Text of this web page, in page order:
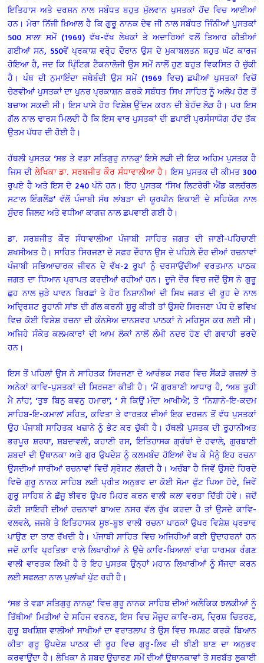
ਇਤਿਹਾਸ ਅਤੇ ਦਰਸ਼ਨ ਨਾਲ ਸਬੰਧਤ ਬਹੁਤ ਮੁੱਲਵਾਨ ਪੁਸਤਕਾਂ ਹੋਂਦ ਵਿਚ ਆਈਆਂ
ਹਨ। ਮੇਰਾ ਨਿੱਜੀ ਖ਼ਿਆਲ ਹੈ ਕਿ ਗੁਰੂ ਨਾਨਕ ਦੇਵ ਜੀ ਨਾਲ ਸਬੰਧਤ ਜਿੰਨੀਆਂ ਪੁਸਤਕਾਂ
500 ਸਾਲਾ ਸਮੇਂ (1969) ਵੱਖ-ਵੱਖ ਲੇਖਕਾਂ ਤੇ ਅਦਾਰਿਆਂ ਵਲੋਂ ਤਿਆਰ ਕੀਤੀਆਂ
ਗਈਆਂ ਸਨ, 550ਵੇਂ ਪ੍ਰਕਾਸ਼ ਵਰੇ੍ਹ ਦੌਰਾਨ ਉਸ ਦੇ ਮੁਕਾਬਲਤਨ ਬਹੁਤ ਘੱਟ ਕਾਰਜ
ਹੋਇਆ ਹੈ, ਜਦ ਕਿ ਪਿ੍ੰਟਿਗ ਟੈਕਨਾਲੋਜੀ ਉਸ ਸਮੇਂ ਨਾਲੋਂ ਹੁਣ ਬਹੁਤ ਵਿਕਸਿਤ ਹੋ ਚੁੱਕੀ
ਹੈ। ਪੰਥ ਦੀ ਨੁਮਾਇੰਦਾ ਜਥੇਬੰਦੀ ਉਸ ਸਮੇਂ (1969 ਵਿਚ) ਛਪੀਆਂ ਪੁਸਤਕਾਂ ਵਿਚੋਂ
ਚੋਣਵੀਆਂ ਪੁਸਤਕਾਂ ਦਾ ਪੁਨਰ ਪ੍ਰਕਾਸ਼ਨ ਕਰਕੇ ਸਬੰਧਤ ਸਿਖ ਸਾਹਿਤ ਨੂੰ ਅਲੋਪ ਹੋਣ ਤੋਂ
ਬਚਾਅ ਸਕਦੀ ਸੀ। ਇਸ ਪਾਸੇ ਹੋਰ ਵਿਸ਼ੇਸ਼ ਉੱਦਮ ਕਰਨ ਦੀ ਬੇਹੱਦ ਲੋੜ ਹੈ। ਪਰ ਇਸ
ਗੱਲ ਨਾਲ ਢਾਰਸ ਮਿਲਦੀ ਹੈ ਕਿ ਇਸ ਵਾਰ ਪੁਸਤਕਾਂ ਦੀ ਛਪਾਈ ਪ੍ਰਸੰਸਾਯੋਗ ਹੱਦ ਤੱਕ
ਉਤਮ ਪੱਧਰ ਦੀ ਹੋਈ ਹੈ।
ਹੱਥਲੀ ਪੁਸਤਕ ‘ਸਭ ਤੇ ਵਡਾ ਸਤਿਗੁਰੁ ਨਾਨਕੁ’ ਇਸੇ ਲੜੀ ਦੀ ਇਕ ਅਹਿਮ ਪੁਸਤਕ ਹੈ
ਜਿਸ ਦੀਲੇਖਿਕਾ ਡਾ. ਸਰਬਜੀਤ ਕੌਰ ਸੰਧਾਵਾਲੀਆ ਹੈ। ਇਸ ਪੁਸਤਕ ਦੀ ਕੀਮਤ 300
ਰੁਪਏ ਹੈ ਅਤੇ ਇਸ ਦੇ 240 ਪੰਨੇ ਹਨ। ਇਹ ਪੁਸਤਕ ‘ਸਿਖ ਲਿਟਰੇਰੀ ਐਂਡ ਕਲਚੱਰਲ
ਸਟਾਲ ਇੰਗਲੈਂਡ’ ਵੱਲੋਂ ਪੰਜਾਬੀ ਸੱਥ ਲਾਂਬੜਾ ਦੀ ਯੂਰਪੀਨ ਇਕਾਈ ਦੇ ਸਹਿਯੋਗ ਨਾਲ
ਸੁੰਦਰ ਜਿਲਦ ਅਤੇ ਵਧੀਆ ਕਾਗਜ਼ ਨਾਲ ਛਪਵਾਈ ਗਈ ਹੈ।
ਡਾ. ਸਰਬਜੀਤ ਕੌਰ ਸੰਧਾਵਾਲੀਆ ਪੰਜਾਬੀ ਸਾਹਿਤ ਜਗਤ ਦੀ ਜਾਣੀ-ਪਹਿਚਾਣੀ
ਸ਼ਖਸੀਅਤ ਹੈ। ਸਾਹਿਤ ਸਿਰਜਣਾ ਦੇ ਸਫ਼ਰ ਦੌਰਾਨ ਉਸ ਦੇ ਪਹਿਲੇ ਦੌਰ ਦੀਆਂ ਰਚਨਾਵਾਂ
ਪੰਜਾਬੀ ਸਭਿਆਚਾਰਕ ਜੀਵਨ ਦੇ ਵੱਖ-2 ਰੂਪਾਂ ਨੂੰ ਦਰਸਾਉਂਦੀਆਂ ਵਰਤਮਾਨ ਪਾਠਕ
ਜਗਤ ਦਾ ਧਿਆਨ ਪ੍ਰਾਪਤ ਕਰਦੀਆਂ ਰਹੀਆਂ ਹਨ। ਦੂਜੇ ਦੌਰ ਵਿਚ ਜਦੋਂ ਉਸ ਨੇ ਗੁਰੂ
ਛੁਹ ਨਾਲ ਜੁੜੇ ਪਾਵਨ ਬਿਰਛਾਂ ਤੇ ਹੋਰ ਨਿਸ਼ਾਨੀਆਂ ਦੀ ਸਿਖ ਜਗਤ ਦੀ ਰੂਹ ਦੇ ਨਾਲ
ਅਦ੍ਰਿਸ਼ਟ ਰੂਹਾਨੀ ਸਾਂਝ ਦੀ ਗੱਲ ਕਰਨੀ ਸ਼ੁਰੂ ਕੀਤੀ ਤਾਂ ਉਸਦੇ ਸਿਰਜਣਾ ਪੰਧ ਦੇ ਭਵਿਖ
ਵਿਚ ਕੋਈ ਵਿਸ਼ੇਸ਼ ਰਚਨਾ ਦੀ ਕੰਨਸੇਅ ਦਾਨਸ਼ਵਰ ਪਾਠਕਾਂ ਨੇ ਮਹਿਸੂਸ ਕਰ ਲਈ ਸੀ।
ਅਜਿਹੇ ਸੰਕੇਤ ਕਲਮਕਾਰਾਂ ਦੀ ਆਮ ਲੋਕਾਂ ਨਾਲੋਂ ਲੰਮੀ ਨਦਰ ਹੋਣ ਦੀ ਗਵਾਹੀ ਭਰਦੇ
ਹਨ।
ਇਸ ਤੋਂ ਪਹਿਲਾਂ ਉਸ ਨੇ ਸਾਹਿਤਕ ਸਿਰਜਣਾ ਦੇ ਆਰੰਭਕ ਸਫਰ ਵਿਚ ਸੈਂਕੜੇ ਗਜ਼ਲਾਂ ਤੇ
ਅਨੇਕਾਂ ਕਾਵਿ-ਪੁਸਤਕਾਂ ਦੀ ਸਿਰਜਣਾ ਕੀਤੀ ਹੈ। ‘ਮੈਂ ਗੁਰਬਾਣੀ ਆਧਾਰੁ ਹੈ, ‘ਅਬ ਤੂਹੀ
ਮੈ ਨਾਂਹ’, ‘ਤੁਝ ਬਿਨੁ ਕਵਨੁ ਹਮਾਰਾ’, ‘ ਸੋ ਕਿਉਂ ਮੰਦਾ ਆਖੀਐ’, ਤੇ ‘ਨਿਸ਼ਾਨੇ-ਇ-ਕਦਮ
ਸਾਹਿਬ-ਇ-ਕਮਾਲ’ ਸਹਿਤ, ਕਵਿਤਾ ਤੇ ਵਾਰਤਕ ਦੀਆਂ ਇਕ ਦਰਜਨ ਤੋਂ ਵੱਧ ਪੁਸਤਕਾਂ
ਉਹ ਪੰਜਾਬੀ ਸਾਹਿਤਕ ਖਜ਼ਾਨੇ ਨੂੰ ਭੇਟ ਕਰ ਚੁੱਕੀ ਹੈ। ਹੱਥਲੀ ਪੁਸਤਕ ਦੀ ਰੂਹਾਨੀਅਤ
ਭਰਪੂਰ ਸ਼ਰਧਾ, ਸ਼ਬਦਾਵਲੀ, ਕਹਾਣੀ ਰਸ, ਇਤਿਹਾਸਕ ਗ੍ਰੰਥਾਂ ਦੇ ਹਵਾਲੇ, ਗੁਰਬਾਣੀ
ਸ਼ਬਦਾਂ ਦੀ ਉਥਾਨਕਾ ਅਤੇ ਗੁਰ ਉਪਦੇਸ਼ ਨੂੰ ਕਲਮਬੰਦ ਹੋਇਆਂ ਵੇਖ ਕੇ ਮੈਨੂੰ ਇਹ ਰਚਨਾ
ਉਸਦੀਆਂ ਸਾਰੀਆਂ ਰਚਨਾਵਾਂ ਵਿਚੋਂ ਸ੍ਰੇਸ਼ਟ ਲੱਗਦੀ ਹੈ। ਅਚੰਬਾ ਹੈ ਜਿਵੇਂ ਉਸਦੇ ਹਿਰਦੇ
ਵਿਚੋ ਗੁਰੂ ਨਾਨਕ ਸਾਹਿਬ ਲਈ ਪ੍ਰੀਤ ਅਨੁਭਵ ਦਾ ਕੋਈ ਸੋਮਾ ਫੁੱਟ ਪਿਆ ਹੋਵੇ, ਜਿਵੇਂ
ਗੁਰੂ ਸਾਹਿਬ ਨੇ ਛੱਜੂ ਝੀਵਰ ਉਪਰ ਮਿਹਰ ਕਰਨ ਵਾਲੀ ਕਲਾ ਵਰਤਾ ਦਿੱਤੀ ਹੋਵੇ। ਜਦੋਂ
ਕੋਈ ਸ਼ਾਇਰੀ ਦੀਆਂ ਰਚਨਾਵਾਂ ਬਾਅਦ ਨਸਰ ਵੱਲ ਰੁੱਖ ਕਰਦਾ ਹੈ ਤਾਂ ਉਸਦੇ ਕਾਵਿ-
ਵਲਵਲੇ, ਜਜਬੇ ਤੇ ਇਤਿਹਾਸਕ ਸੂਝ-ਬੂਝ ਵਾਲੀ ਰਚਨਾ ਪਾਠਕਾਂ ਉਪਰ ਵਿਸ਼ੇਸ਼ ਪ੍ਰਭਾਵ
ਪਾਉਣ ਦਾ ਤਾਣ ਰੱਖਦੀ ਹੈ। ਪੰਜਾਬੀ ਸਾਹਿਤ ਵਿਚ ਅਜਿਹੀਆਂ ਕਈ ਉਦਾਹਰਨਾਂ ਹਨ
ਜਦੋਂ ਕਾਵਿ ਪ੍ਰਤਿਭਾ ਵਾਲੇ ਲਿਖਾਰੀਆਂ ਨੇ ਉਚੇ ਕਾਵਿ-ਖ਼ਿਆਲਾਂ ਵਾਂਗ ਧਾਰਮਕ ਰੰਗਣ
ਵਾਲੀ ਵਾਰਤਕ ਲਿਖੀ ਹੈ ਤੇ ਇਹ ਪੁਸਤਕ ਉਨ੍ਹਾਂ ਮਹਾਨ ਲਿਖਾਰੀਆਂ ਨੂੰ ਸੱਜਦਾ ਕਰਨ
ਲਈ ਸਫਲਤਾ ਨਾਲ ਪੁਲਾਂਘਾਂ ਪੁੱਟ ਰਹੀ ਹੈ।
‘ਸਭ ਤੇ ਵਡਾ ਸਤਿਗੁਰੁ ਨਾਨਕੁ’ ਵਿਚ ਗੁਰੂ ਨਾਨਕ ਸਾਹਿਬ ਦੀਆਂ ਅਲੌਕਿਕ ਝਲਕੀਆਂ ਨੂੰ
ਤਿੱਥੀਆਂ ਮਿਤੀਆਂ ਦੇ ਸਹਿਜ ਵਰਨਣ, ਇਸ ਵਿਚ ਮੌਜੂਦ ਕਾਵਿ-ਰਸ, ਦ੍ਰਿਸ਼ ਚਿਤਰਣ,
ਗੁਰੂ ਬਖਸ਼ਿਸ਼ ਵਾਲੀਆਂ ਸਾਖੀਆਂ ਦਾ ਵਰਾਤਲਾਪ ਤੇ ਉਸ ਵਿਚ ਸਪਸ਼ਟ ਕਰਕੇ ਬਿਆਨ
ਕੀਤਾ ਗੁਰੂ ਉਪਦੇਸ਼ ਪਾਠਕ ਦੀ ਰੂਹ ਵਿਚ ਗੁਰੂ-ਲਿਵ ਦੀ ਝੀਣੀ ਬਾਣ ਦਾ ਅਨੁਭਵ
ਕਰਵਾਉਂਦਾ ਹੈ। ਲੇਖਿਕਾ ਨੇ ਸ਼ਬਦ ਉਚਾਰਣ ਸਮੇਂ ਦੀਆਂ ਉਥਾਨਕਾਵਾਂ ਤੇ ਸਰਬੱਤ ਲੁਕਾਈ